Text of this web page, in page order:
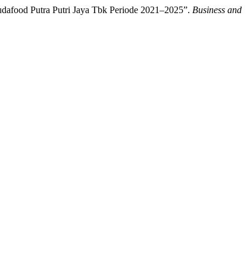
Putra Putri Jaya Tbk Periode 2021–2025”. Business and